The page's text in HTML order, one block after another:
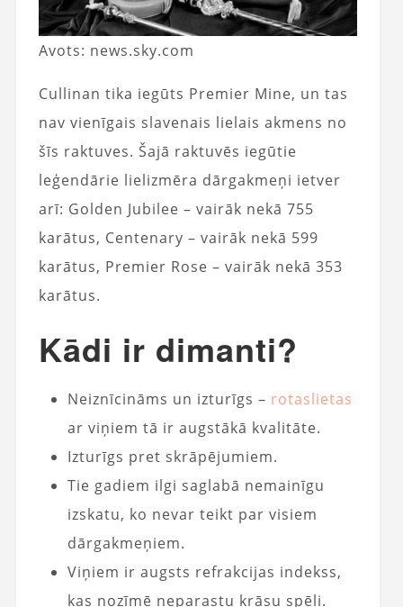
Avots: news.sky.com
Cullinan tika iegūts Premier Mine, un tas
nav vienīgais slavenais lielais akmens no
šīs raktuves. Šajā raktuvēs iegūtie
leģendārie lielizmēra dārgakmeņi ietver
arī: Golden Jubilee – vairāk nekā 755
karātus, Centenary – vairāk nekā 599
karātus, Premier Rose – vairāk nekā 353
karātus.
Kādi ir dimanti?
Neiznīcināms un izturīgs – rotaslietas
ar viņiem tā ir augstākā kvalitāte.
Izturīgs pret skrāpējumiem.
Tie gadiem ilgi saglabā nemainīgu
izskatu, ko nevar teikt par visiem
dārgakmeņiem.
Viņiem ir augsts refrakcijas indekss,
kas nozīmē neparastu krāsu spēli.